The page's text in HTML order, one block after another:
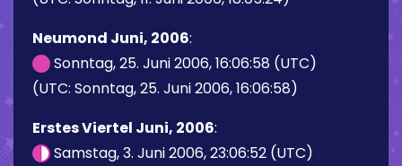
Neumond Juni, 2006:
Sonntag, 25. Juni 2006, 16:06:58 (UTC)
(UTC: Sonntag, 25. Juni 2006, 16:06:58)
Erstes Viertel Juni, 2006:
Samstag, 3. Juni 2006, 23:06:52 (UTC)